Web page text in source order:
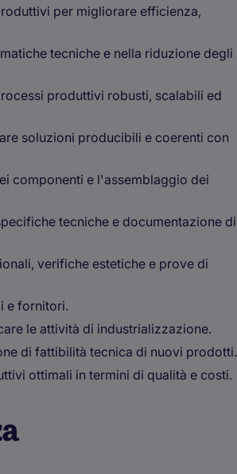
per migliorare efficienza,
tecniche e nella riduzione degli
produttivi robusti, scalabili ed
soluzioni producibili e coerenti con
componenti e l'assemblaggio dei
tecniche e documentazione di
verifiche estetiche e prove di
e fornitori.
le attività di industrializzazione.
di fattibilità tecnica di nuovi prodotti.
ottimali in termini di qualità e costi.